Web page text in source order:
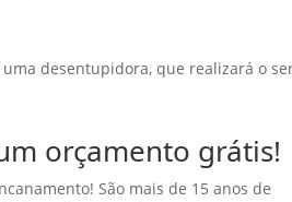
desentupidora, que realizará o
orçamento grátis!
São mais de 15 anos de